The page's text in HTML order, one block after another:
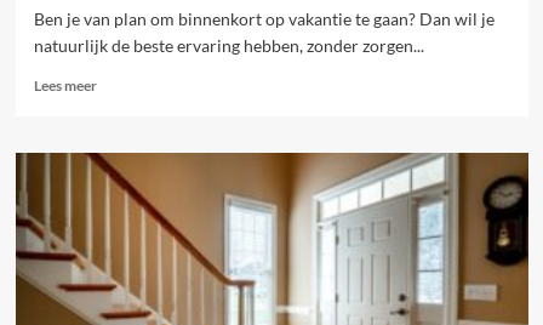
Ben je van plan om binnenkort op vakantie te gaan? Dan wil je
natuurlijk de beste ervaring hebben, zonder zorgen...
Lees meerLees
Reisadvies,
gezondheid
bloemen:
perfecte
combi
voor